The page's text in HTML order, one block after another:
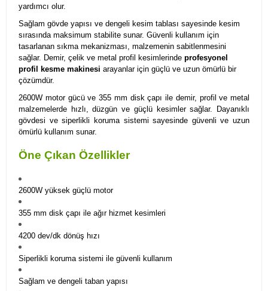
yardımcı olur.
Sağlam gövde yapısı ve dengeli kesim tablası sayesinde kesim
sırasında maksimum stabilite sunar. Güvenli kullanım için
tasarlanan sıkma mekanizması, malzemenin sabitlenmesini
sağlar. Demir, çelik ve metal profil kesimlerinde profesyonel
profil kesme makinesi arayanlar için güçlü ve uzun ömürlü bir
çözümdür.
2600W motor gücü ve 355 mm disk çapı ile demir, profil ve metal
malzemelerde hızlı, düzgün ve güçlü kesimler sağlar. Dayanıklı
gövdesi ve siperlikli koruma sistemi sayesinde güvenli ve uzun
ömürlü kullanım sunar.
Öne Çıkan Özellikler
2600W yüksek güçlü motor
355 mm disk çapı ile ağır hizmet kesimleri
4200 dev/dk dönüş hızı
Siperlikli koruma sistemi ile güvenli kullanım
Sağlam ve dengeli taban yapısı